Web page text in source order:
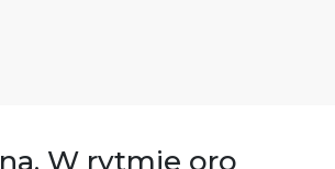
W rytmie oro